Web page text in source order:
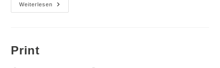
Weiterlesen FoodILLU
Print